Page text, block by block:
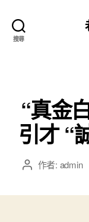
搜尋
“真金
引才 “
文 作者: admin